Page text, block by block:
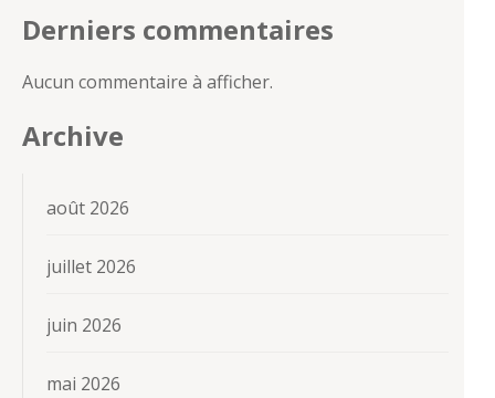
Derniers commentaires
Aucun commentaire à afficher.
Archive
août 2026
juillet 2026
juin 2026
mai 2026